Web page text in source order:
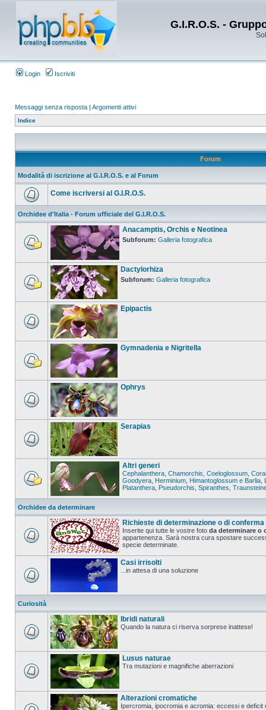
G.I.R.O.S. -
Login Iscriviti
Messaggi senza risposta | Argomenti attivi
Indice
Forum
Modalità di iscrizione al G.I.R.O.S. e al Forum
Come iscriversi al G.I.R.O.S.
Orchidee d'Italia - Forum ufficiale del G.I.R.O.S.
Anacamptis, Orchis e Neotinea
Subforum: Galleria fotografica
Dactylorhiza
Subforum: Galleria fotografica
Epipactis
Gymnadenia e Nigritella
Ophrys
Serapias
Altri generi
Cephalanthera Chamorchis Coeloglossum
Goodyera Herminium Himantoglossum e Barlia
Platanthera Pseudorchis Spiranthes
Orchidee da determinare
Richieste di determinazione o di conferma
Inserite qui tutte le vostre foto da determinare o
appartenenza. Sarà nostra cura spostare
specie determinate.
Casi irrisolti
...in attesa di una soluzione
Curiosità
Ibridi naturali
Quando la natura ci riserva sorprese inattese!
Lusus naturae
Tra mutazioni e magnifiche aberrazioni
Alterazioni cromatiche
Ipercromia, ipocromia e acromia: eccessi e deficit